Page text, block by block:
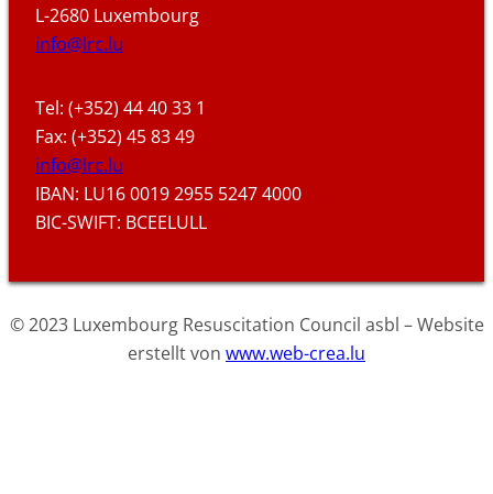
L-2680 Luxembourg
info@lrc.lu
Tel: (+352) 44 40 33 1
Fax: (+352) 45 83 49
info@lrc.lu
IBAN: LU16 0019 2955 5247 4000
BIC-SWIFT: BCEELULL
© 2023 Luxembourg Resuscitation Council asbl – Website
erstellt von www.web-crea.lu